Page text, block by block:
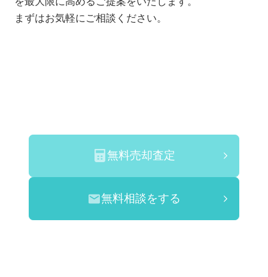
まずはお気軽にご相談ください。
無料売却査定
無料相談をする